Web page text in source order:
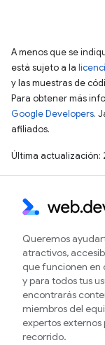
A menos que se
está sujeto a la
y las muestras de
Para obtener más
Google Developers.
afiliados.
Última actualización:
Queremos
atractivos,
que funcionen en
y para todos tus
encontrarás
miembros del
expertos
recorrido.